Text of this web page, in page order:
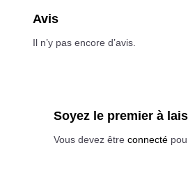
Avis
Il n’y pas encore d’avis.
Soyez le premier à
Vous devez être connecté